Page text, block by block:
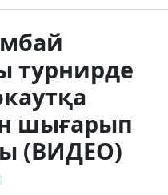
турнирде
шығарып
(ВИДЕО)